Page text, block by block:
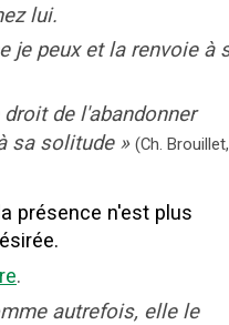
lui.
je peux et la renvoie à
de l'abandonner
sa solitude » (Ch. Brouillet,
présence n'est plus
.
autrefois, elle le